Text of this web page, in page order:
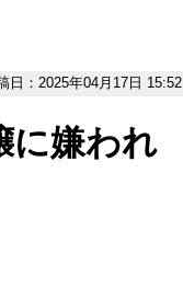
日：2025年04月17日 15:52
に嫌われ